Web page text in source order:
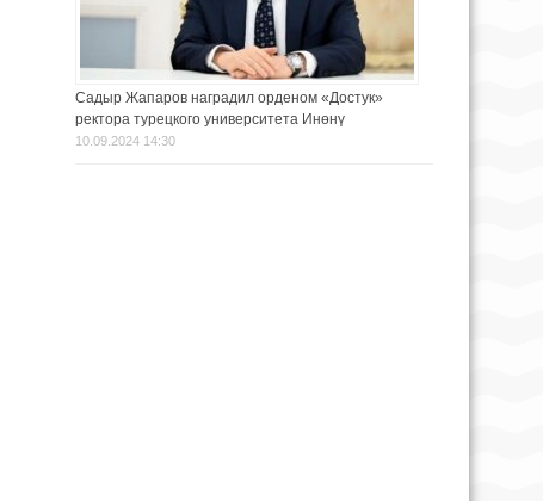
Садыр Жапаров наградил орденом «Достук»
ректора турецкого университета Инөнү
10.09.2024 14:30